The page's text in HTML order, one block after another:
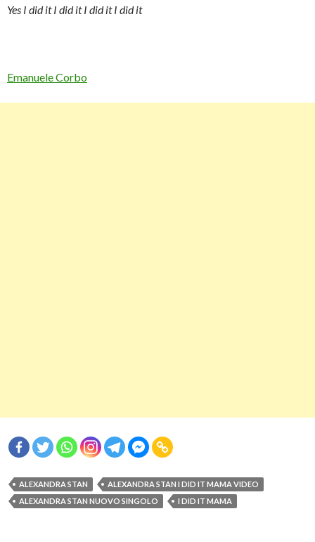
Yes I did it I did it I did it I did it
Emanuele Corbo
ALEXANDRA STAN
ALEXANDRA STAN I DID IT MAMA VIDEO
ALEXANDRA STAN NUOVO SINGOLO
I DID IT MAMA